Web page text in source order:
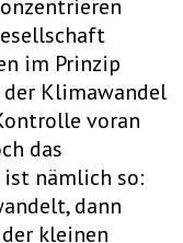
im Prinzip
Klimawandel
voran
das
ist nämlich so:
dann
kleinen